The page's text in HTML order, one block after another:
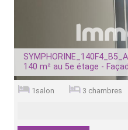
140 m² au 5e étage -
1salon 3 chambres